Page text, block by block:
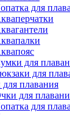
для
для
для
плавания
для
для